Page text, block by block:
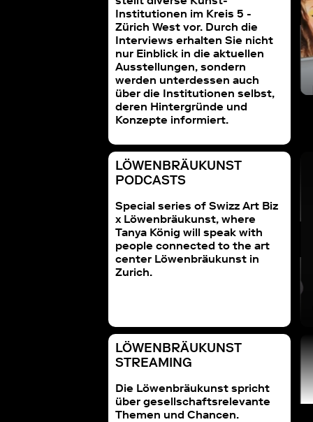
Institutionen im Kreis 5 -
Zürich West vor. Durch die
Interviews erhalten Sie nicht
nur Einblick in die aktuellen
Ausstellungen, sondern
werden unterdessen auch
über die Institutionen selbst,
deren Hintergründe und
Konzepte informiert.
LÖWENBRÄUKUNST
PODCASTS
Special series of Swizz Art Biz
x Löwenbräukunst, where
Tanya König will speak with
people connected to the art
center Löwenbräukunst in
Zurich.
LÖWENBRÄUKUNST
STREAMING
Die Löwenbräukunst spricht
über gesellschaftsrelevante
Themen und Chancen.
LÖWENBRÄUKUNST
STREAMING